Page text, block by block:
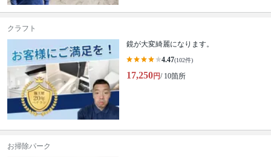
クラフト
鏡が大変綺麗になります。
4.47(102件)
17,250円/ 10箇所
お掃除パーク